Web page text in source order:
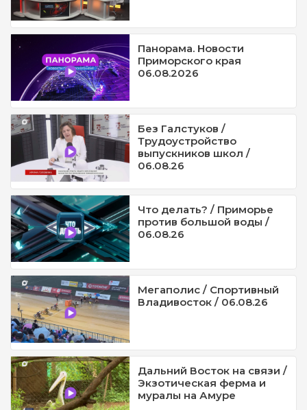
Панорама. Новости
Приморского края
06.08.2026
Без Галстуков /
Трудоустройство
выпускников школ /
06.08.26
Что делать? / Приморье
против большой воды /
06.08.26
Мегаполис / Спортивный
Владивосток / 06.08.26
Дальний Восток на связи /
Экзотическая ферма и
муралы на Амуре